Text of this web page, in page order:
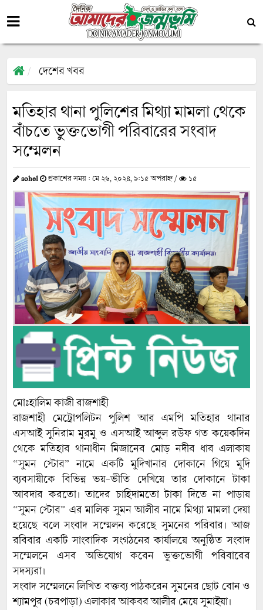
দেশের খবর
মতিহার থানা পুলিশের মিথ্যা মামলা থেকে
বাঁচতে ভুক্তভোগী পরিবারের সংবাদ
সম্মেলন
sohel প্রকাশের সময় : মে ২৬, ২০২৪, ৯:১৫ অপরাহ্ন / ১৫
মোঃহালিম কাজী রাজশাহী
রাজশাহী মেট্রোপলিটন পুলিশ আর এমপি মতিহার থানার
এসআই সুনিরাম মুরমু ও এসআই আব্দুল রউফ গত কয়েকদিন
থেকে মতিহার থানাধীন মিজানের মোড় নদীর ধার এলাকায়
“সুমন স্টোর” নামে একটি মুদিখানার দোকানে গিয়ে মুদি
ব্যবসায়ীকে বিভিন্ন ভয়-ভীতি দেখিয়ে তার দোকানে টাকা
আবদার করতো। তাদের চাহিদামতো টাকা দিতে না পাড়ায়
“সুমন স্টোর” এর মালিক সুমন আলীর নামে মিথ্যা মামলা দেয়া
হয়েছে বলে সংবাদ সম্মেলন করেছে সুমনের পরিবার। আজ
রবিবার একটি সাংবাদিক সংগঠনের কার্যালয়ে অনুষ্ঠিত সংবাদ
সম্মেলনে এসব অভিযোগ করেন ভুক্তভোগী পরিবারের
সদস্যরা।
সংবাদ সম্মেলনে লিখিত বক্তব্য পাঠকরেন সুমনের ছোট বোন ও
শ্যামপুর (চরপাড়া) এলাকার আকবর আলীর মেয়ে সুমাইয়া।